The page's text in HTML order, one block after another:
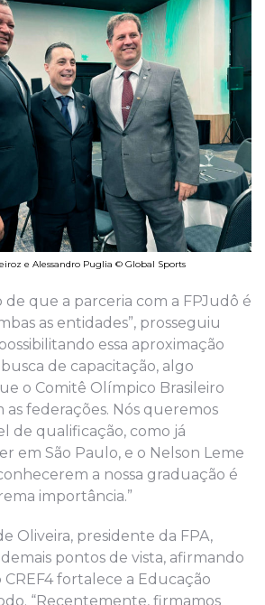
e Alessandro Puglia © Global Sports
de que a parceria com a FPJudô é
as entidades”, prosseguiu
essa aproximação
de capacitação, algo
o Comitê Olímpico Brasileiro
federações. Nós queremos
de qualificação, como já
em São Paulo, e o Nelson Leme
a nossa graduação é
importância.”
Oliveira, presidente da FPA,
pontos de vista, afirmando
fortalece a Educação
“Recentemente, firmamos